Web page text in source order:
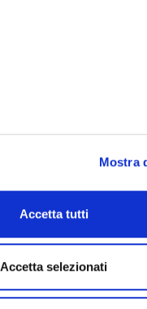
Mostra
Accetta tutti
Accetta selezionati